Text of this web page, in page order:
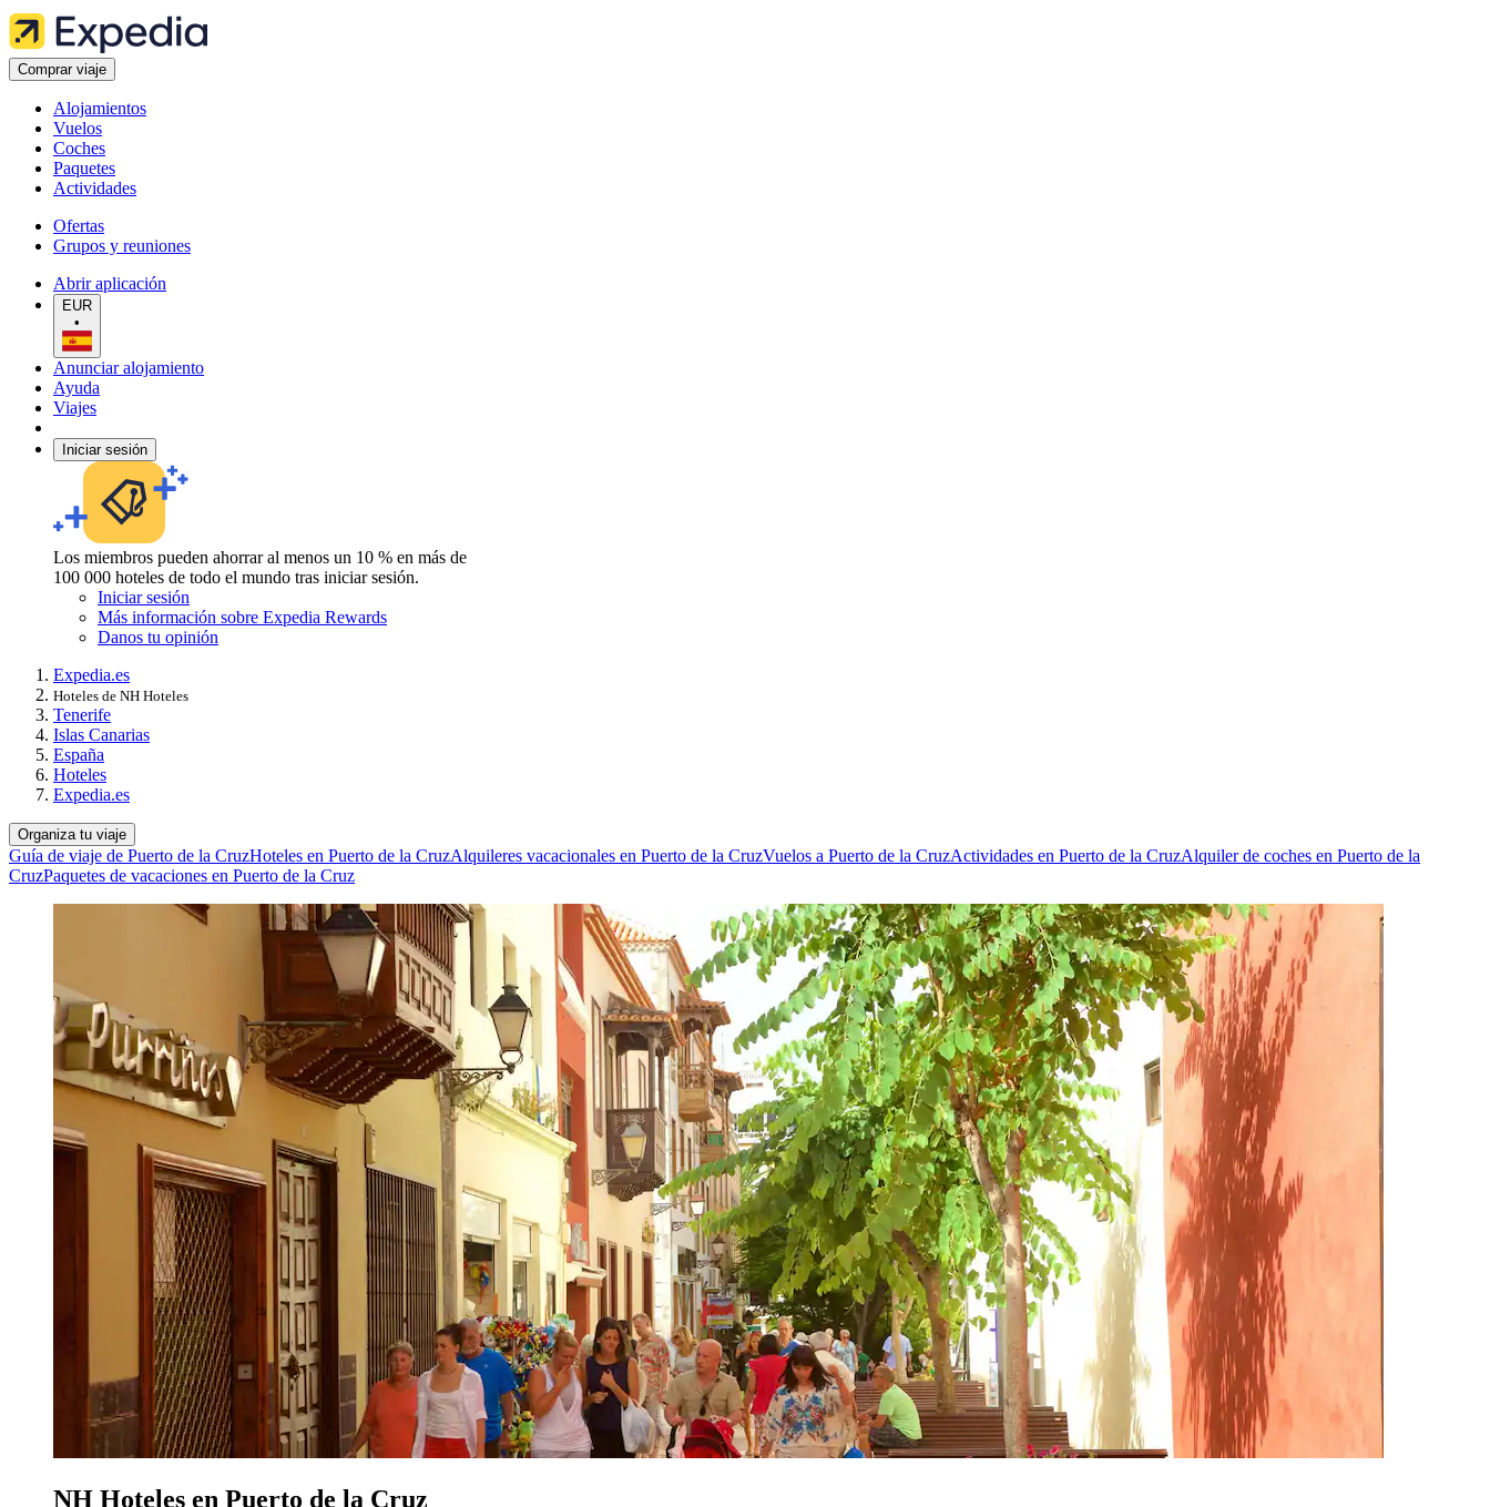
Comprar viaje
Alojamientos
Vuelos
Coches
Paquetes
Actividades
Ofertas
Grupos y reuniones
Abrir aplicación
EUR
•
Anunciar alojamiento
Ayuda
Viajes
Iniciar sesión
Los miembros pueden ahorrar al menos un 10 % en más de
100 000 hoteles de todo el mundo tras iniciar sesión.
Iniciar sesión
Más información sobre Expedia Rewards
Danos tu opinión
Expedia.es
Hoteles de NH Hoteles
Tenerife
Islas Canarias
España
Hoteles
Expedia.es
Organiza tu viaje
Guía de viaje de Puerto de la CruzHoteles en Puerto de la CruzAlquileres vacacionales en Puerto de la CruzVuelos a Puerto de la CruzActividades en Puerto de la CruzAlquiler de coches en Puerto de la
CruzPaquetes de vacaciones en Puerto de la Cruz
NH Hoteles en Puerto de la Cruz